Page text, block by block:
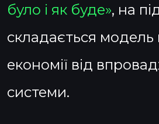
було і як буде», на
складається модель
економії від
системи.